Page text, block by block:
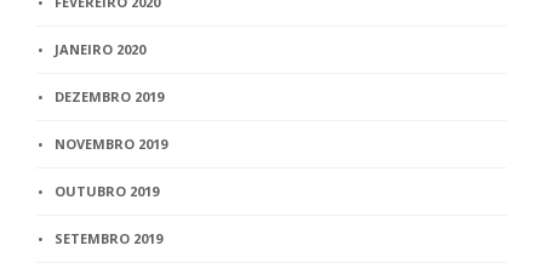
JANEIRO 2020
DEZEMBRO 2019
NOVEMBRO 2019
OUTUBRO 2019
SETEMBRO 2019